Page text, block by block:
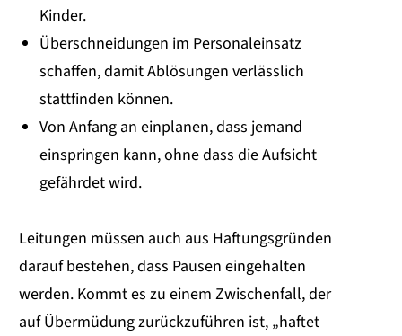
Kinder.
Überschneidungen im Personaleinsatz
schaffen, damit Ablösungen verlässlich
stattfinden können.
Von Anfang an einplanen, dass jemand
einspringen kann, ohne dass die Aufsicht
gefährdet wird.
Leitungen müssen auch aus Haftungsgründen
darauf bestehen, dass Pausen eingehalten
werden. Kommt es zu einem Zwischenfall, der
auf Übermüdung zurückzuführen ist, „haftet